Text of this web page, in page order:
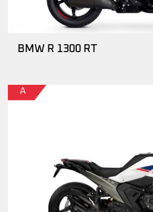
BMW R 1300 RT
A